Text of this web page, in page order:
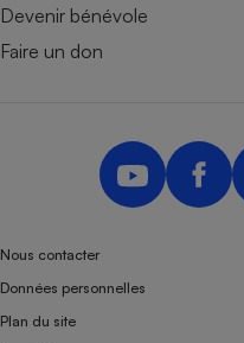
Devenir bénévole
Faire un don
Nous contacter
Données personnelles
Plan du site